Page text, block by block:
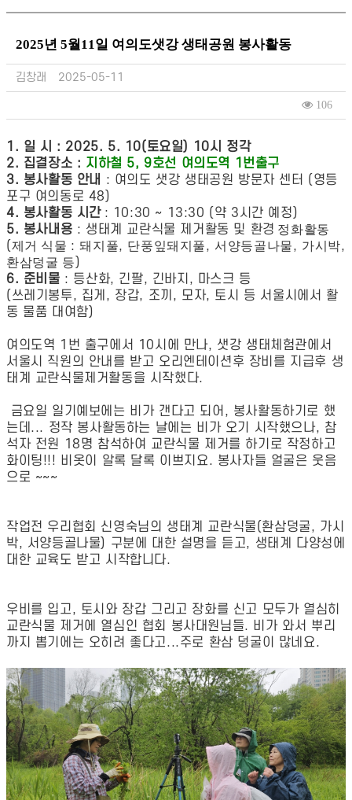
2025년 5월11일 여의도샛강 생태공원 봉사활동
김창래 2025-05-11
106
1. 일 시 : 2025. 5. 10(토요일) 10시 정각
2. 집결장소 : 지하철 5, 9호선 여의도역 1 번출구
3. 봉사활동 안내 : 여의도 샛강 생태공원 방문자 센터 ( 영등
포구 여의동로 48)
4. 봉사활동 시간 : 10:30 ~ 13:30 ( 약 3시간 예정 )
5. 봉사내용 : 생태계 교란식물 제거활동 및 환경 정화활동
(제거 식물 :돼지풀, 단풍잎돼지풀,서양등골나물, 가시박,
환삼덩굴 등 )
6. 준비물 : 등산화, 긴팔, 긴바지 , 마스크 등
( 쓰레기봉투, 집게 , 장갑, 조끼 , 모자, 토시 등 서울시에서 활
동 물품 대여함)
여의도역 1번 출구에서 10시에 만나, 샛강 생태체험관에서
서울시 직원의 안내를 받고 오리엔테이션후 장비를 지급후 생
태계 교란식물제거활동을 시작했다.
금요일 일기예보에는 비가 갠다고 되어, 봉사활동하기로 했
는데... 정작 봉사활동하는 날에는 비가 오기 시작했으나, 참
석자 전원 18명 참석하여 교란식물 제거를 하기로 작정하고
화이팅!!! 비옷이 알록 달록 이쁘지요. 봉사자들 얼굴은 웃음
으로 ~~~
작업전 우리협회 신영숙님의 생태계 교란식물(환삼덩굴, 가시
박, 서양등골나물) 구분에 대한 설명을 듣고, 생태계 다양성에
대한 교육도 받고 시작합니다.
우비를 입고, 토시와 장갑 그리고 장화를 신고 모두가 열심히
교란식물 제거에 열심인 협회 봉사대원님들. 비가 와서 뿌리
까지 뽑기에는 오히려 좋다고...주로 환삼 덩굴이 많네요.